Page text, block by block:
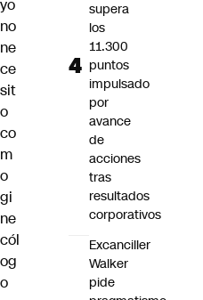
yo
no
ne
ce
sit
o
co
m
o
gi
ne
cól
og
o
supera
los
11.300
puntos
impulsado
por
avance
de
acciones
tras
resultados
corporativos
Excanciller
Walker
pide